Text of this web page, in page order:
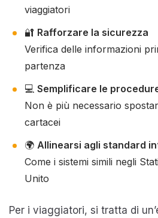
viaggiatori
🔐 Rafforzare la sicurezza
Verifica delle informazioni
partenza
💻 Semplificare le
Non è più necessario
cartacei
🌍 Allinearsi agli standard
Come i sistemi simili negli
Unito
Per i viaggiatori, si tratta di